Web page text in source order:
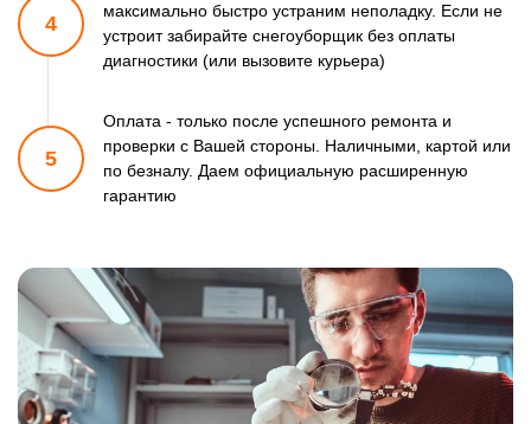
4
максимально быстро устраним неполадку. Если не
устроит забирайте снегоуборщик без оплаты
диагностики (или вызовите курьера)
5
Оплата - только после успешного ремонта и
проверки с Вашей стороны. Наличными, картой или
по безналу. Даем официальную расширенную
гарантию